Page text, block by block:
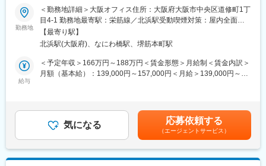
・BIツール等を用いたデータ分析スキル
＜受動喫煙防止のための取り組み＞
・当社は2017年に「健康宣言」"Health Innovation"を策定いたし
連続で受けており、従業員の喫煙率0%を目指しています。
■募集背景・業務の魅力：
・美容医療施術とともに使用される医療機関専売スキンケア化粧
品・医薬部外品の営業事務のお仕事です。
美容医療や化粧品業界に興味があり、営業事務として化粧品の
営業に携わりたい方は是非ご応募ください。
短時間勤務での募集となります。
■仕事内容：
・契約書送付（クラウドサイン対応）
・未入金先対応（メール、電話）
・販売手数料振込口座確認（メール、電話）
勤務地
＜勤務地詳細＞大阪オフィス住所：大阪府大阪市中央区道修町1丁
目4-1 勤務地最寄駅：栄筋線／北浜駅受動喫煙対策：屋内全面禁
煙変更の範囲：会社の定める事業所
【最寄り駅】
北浜駅(大阪府)、なにわ橋駅、堺筋本町駅
給与
＜予定年収＞166万円～188万円＜賃金形態＞月給制＜賃金内訳＞
月額（基本給）：139,000円～157,000円＜月給＞139,000円～
気になる 応募依頼する
（エージェントサービス）